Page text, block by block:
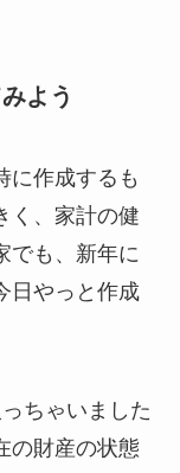
よう
に作成するも
く、家計の健
でも、新年に
日やっと作成
ちゃいました
の財産の状態